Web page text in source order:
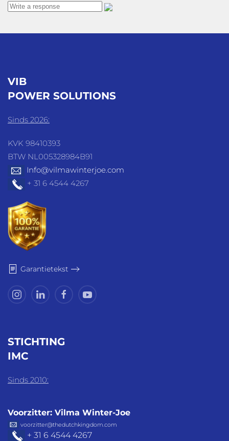
VIB
POWER SOLUTIONS
Sinds 2026:
KVK 98410393
BTW NL005328984B91
Info@vilmawinterjoe.com
+ 31 6 4544 4267
Garantietekst
STICHTING
IMC
Sinds 2010:
Voorzitter: Vilma Winter-Joe
voorzitter@thedutchkingdom.com
+ 31 6 4544 4267